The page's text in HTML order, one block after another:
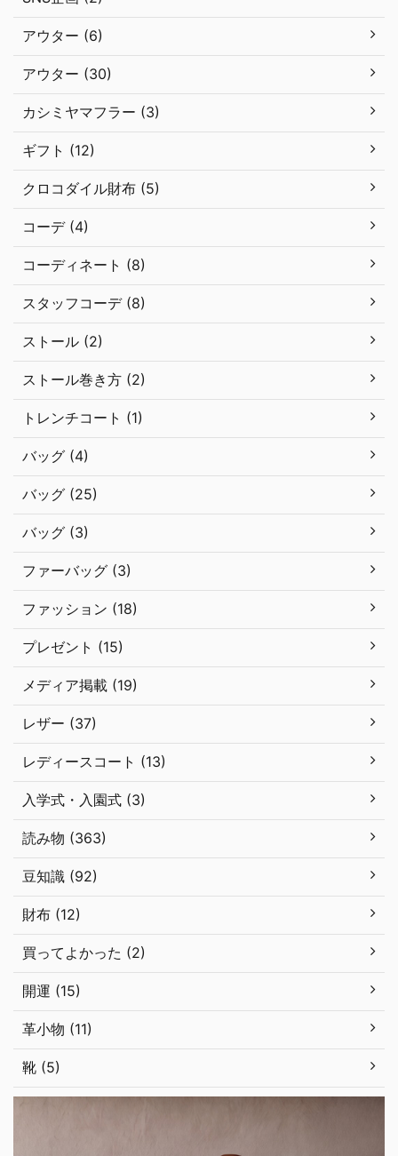
アウター (6)
アウター (30)
カシミヤマフラー (3)
ギフト (12)
クロコダイル財布 (5)
コーデ (4)
コーディネート (8)
スタッフコーデ (8)
ストール (2)
ストール巻き方 (2)
トレンチコート (1)
バッグ (4)
バッグ (25)
バッグ (3)
ファーバッグ (3)
ファッション (18)
プレゼント (15)
メディア掲載 (19)
レザー (37)
レディースコート (13)
入学式・入園式 (3)
読み物 (363)
豆知識 (92)
財布 (12)
買ってよかった (2)
開運 (15)
革小物 (11)
靴 (5)